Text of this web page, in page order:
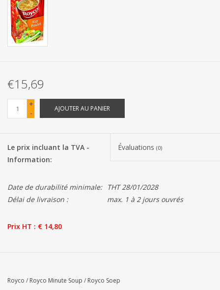
Matériel d'emballage
Fournitures de bureau
Produits Covid-19
Confiserie Saint-Nicolas
Bonbons de carnaval
Marques
€15,69
+
-
AJOUTER AU PANIER
Le prix incluant la TVA -
Information:
Évaluations (0)
Date de durabilité minimale:
THT 28/01/2028
Délai de livraison :
max. 1 à 2 jours ouvrés
Prix HT : € 14,80
Royco / Royco Minute Soup / Royco Soep